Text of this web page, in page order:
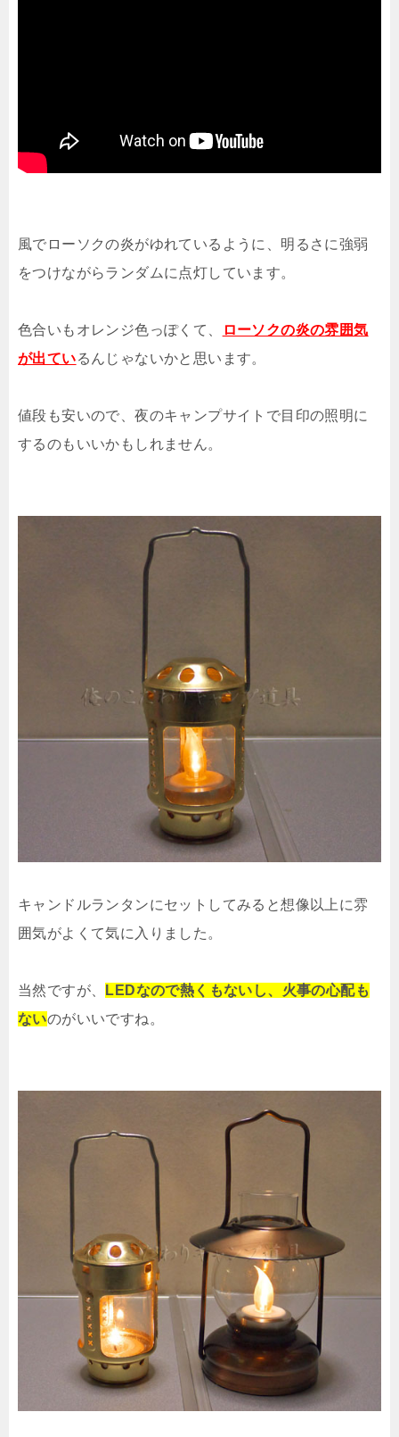
風でローソクの炎がゆれているように、明るさに強弱
をつけながらランダムに点灯しています。
色合いもオレンジ色っぽくて、
ローソクの炎の雰囲気
が出ているんじゃないかと思います。
値段も安いので、夜のキャンプサイトで目印の照明に
するのもいいかもしれません。
キャンドルランタンにセットしてみると想像以上に雰
囲気がよくて気に入りました。
当然ですが、
LEDなので熱くもないし、火事の心配も
ないのがいいですね。